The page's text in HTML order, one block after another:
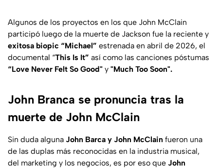
Algunos de los proyectos en los que John McClain
participó luego de la muerte de Jackson fue la reciente y
exitosa biopic “Michael” estrenada en abril de 2026, el
documental “This Is It” así como las canciones póstumas
“Love Never Felt So Good" y "Much Too Soon".
John Branca se pronuncia tras la
muerte de John McClain
Sin duda alguna John Barca y John McClain fueron una
de las duplas más reconocidas en la industria musical,
del marketing y los negocios, es por eso que John